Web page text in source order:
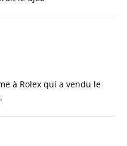
à Rolex qui a vendu le